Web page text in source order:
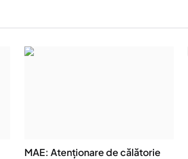
MAE: Atenţionare de călătorie